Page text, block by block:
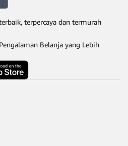
terpercaya dan termurah
Belanja yang Lebih